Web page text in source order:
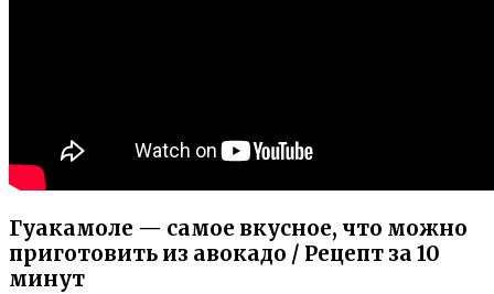
Гуакамоле — самое вкусное, что можно
приготовить из авокадо / Рецепт за 10
минут